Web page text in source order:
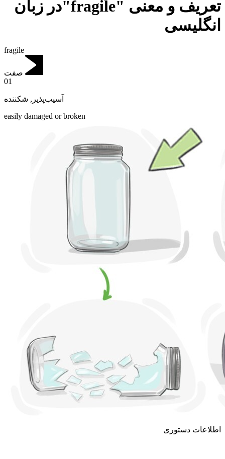
تعریف و معنی "fragile"در زبان
انگلیسی
fragile
صفت
01
آسیب‌پذیر , شکننده
easily damaged or broken
اطلاعات دستوری